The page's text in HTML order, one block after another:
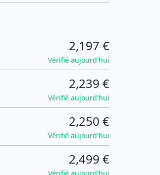
2,197 €
Vérifié aujourd'hui
2,239 €
Vérifié aujourd'hui
2,250 €
Vérifié aujourd'hui
2,499 €